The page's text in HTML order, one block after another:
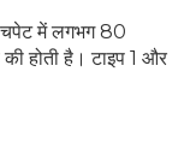
चपेट में लगभग 80
होती है। टाइप 1 और